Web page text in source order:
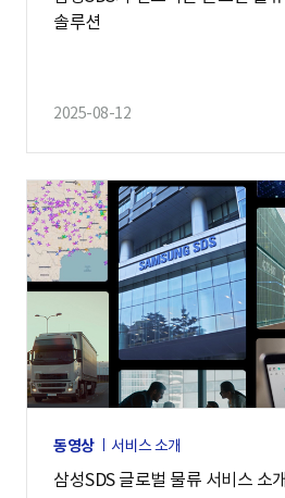
솔루션
2025-08-12
동영상 서비스 소개
삼성SDS 글로벌 물류 서비스 소개